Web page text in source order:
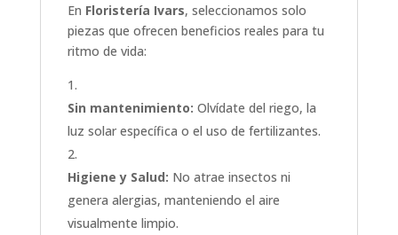
En Floristería Ivars, seleccionamos solo
piezas que ofrecen beneficios reales para tu
ritmo de vida:
Sin mantenimiento: Olvídate del riego, la
luz solar específica o el uso de fertilizantes.
Higiene y Salud: No atrae insectos ni
genera alergias, manteniendo el aire
visualmente limpio.